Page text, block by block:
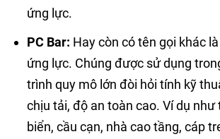
ứng lực.
PC Bar: Hay còn có tên gọi khác
ứng lực. Chúng được sử dụng
trình quy mô lớn đòi hỏi tính kỹ
chịu tải, độ an toàn cao. Ví dụ
biển, cầu cạn, nhà cao tầng, cáp